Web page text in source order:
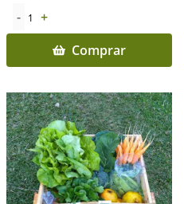
- 1
+
Comprar